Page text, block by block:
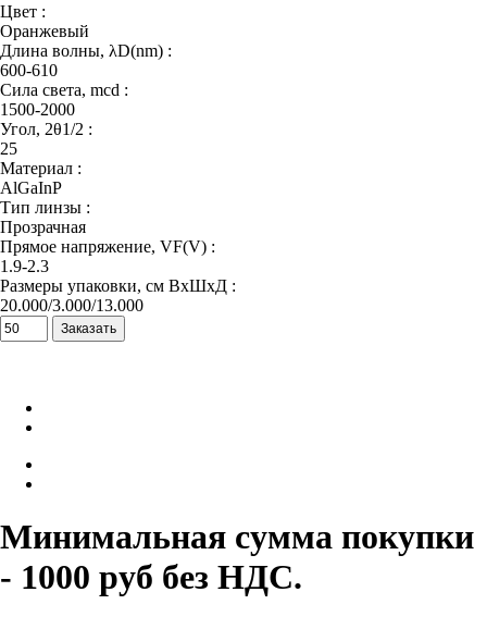
Цвет :
Оранжевый
Длина волны, λD(nm) :
600-610
Сила света, mcd :
1500-2000
Угол, 2θ1/2 :
25
Материал :
AlGaInP
Тип линзы :
Прозрачная
Прямое напряжение, VF(V) :
1.9-2.3
Размеры упаковки, см ВхШхД :
20.000/3.000/13.000
Минимальная сумма покупки
- 1000 руб без НДС.